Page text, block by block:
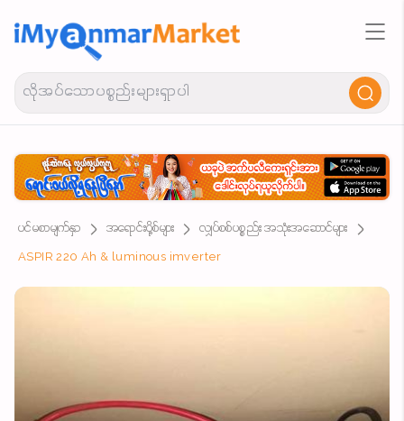
ပင်မစာမျက်နှာ အရောင်းပို့စ်များ
လျှပ်စစ်ပစ္စည်း အသုံးအဆောင်များ
ASPIR 220 Ah & luminous imverter